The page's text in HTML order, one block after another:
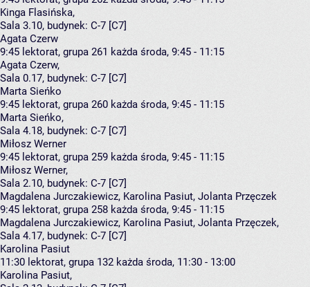
Kinga Flasińska,
Sala 3.10, budynek: C-7 [C7]
Agata Czerw
9:45 lektorat, grupa 261 każda środa, 9:45 - 11:15
Agata Czerw,
Sala 0.17, budynek: C-7 [C7]
Marta Sieńko
9:45 lektorat, grupa 260 każda środa, 9:45 - 11:15
Marta Sieńko,
Sala 4.18, budynek: C-7 [C7]
Miłosz Werner
9:45 lektorat, grupa 259 każda środa, 9:45 - 11:15
Miłosz Werner,
Sala 2.10, budynek: C-7 [C7]
Magdalena Jurczakiewicz, Karolina Pasiut, Jolanta Przęczek
9:45 lektorat, grupa 258 każda środa, 9:45 - 11:15
Magdalena Jurczakiewicz, Karolina Pasiut, Jolanta Przęczek,
Sala 4.17, budynek: C-7 [C7]
Karolina Pasiut
11:30 lektorat, grupa 132 każda środa, 11:30 - 13:00
Karolina Pasiut,